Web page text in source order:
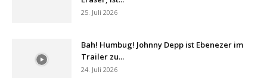
25. Juli 2026
Bah! Humbug! Johnny Depp ist Ebenezer im
Trailer zu...
24. Juli 2026